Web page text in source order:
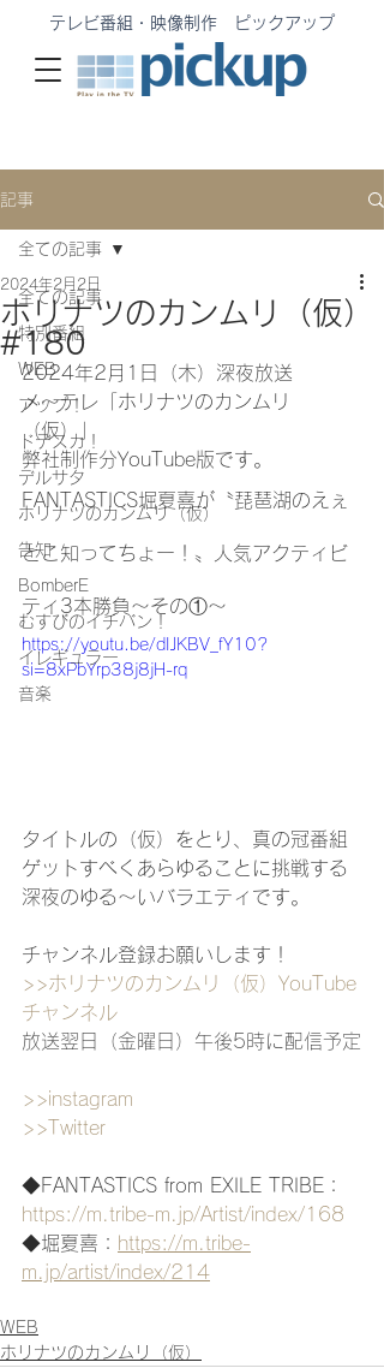
テレビ番組・映像制作 ピックアップ
記事
全ての記事
特別番組
WEB
アップ！
ドデスカ！
デルサタ
ホリナツのカンムリ（仮）
告知
BomberE
むすびのイチバン！
イレギュラー
音楽
全ての記事
ホリナツのカンムリ（仮）
#180
2024年2月2日
2024年2月1日（木）深夜放送
メ〜テレ「ホリナツのカンムリ
（仮）」
弊社制作分YouTube版です。
FANTASTICS堀夏喜が〝琵琶湖のえぇ
とこ知ってちょー！〟人気アクティビ
ティ3本勝負～その①～
https://youtu.be/dIJKBV_fY10?
si=8xPbYrp38j8jH-rq
タイトルの（仮）をとり、真の冠番組
ゲットすべくあらゆることに挑戦する
深夜のゆる〜いバラエティです。
チャンネル登録お願いします！
>>ホリナツのカンムリ（仮） YouTube
チャンネル
放送翌日（金曜日）午後5時に配信予定
>>instagram
>>Twitter
◆FANTASTICS from EXILE TRIBE：
https://m.tribe-m.jp/Artist/index/168
◆堀夏喜： https://m.tribe-
m.jp/artist/index/214
WEB
ホリナツのカンムリ（仮）